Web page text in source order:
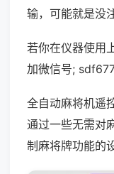
输，可能就是没
若你在仪器使用
加微信号;
全自动麻将机遥
通过一些无需对
制麻将牌功能的